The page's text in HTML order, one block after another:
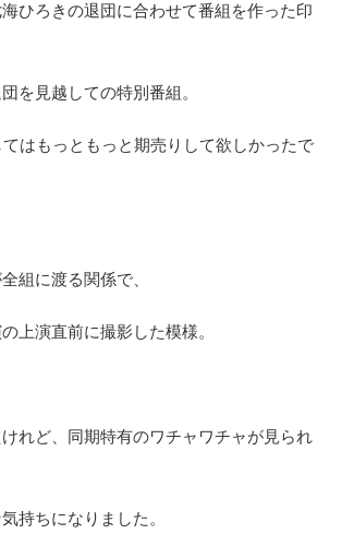
ひろきの退団に合わせて番組を作った印
を見越しての特別番組。
はもっともっと期売りして欲しかったで
組に渡る関係で、
上演直前に撮影した模様。
れど、同期特有のワチャワチャが見られ
持ちになりました。